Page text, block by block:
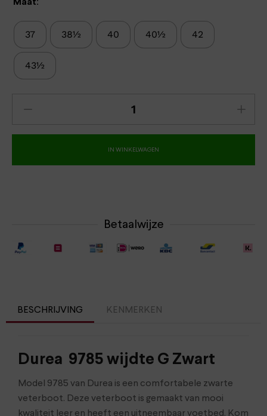
Maat:
37 38½ 40 40½ 42
43½
IN WINKELWAGEN
Betaalwijze
BESCHRIJVING KENMERKEN
Durea 9785 wijdte G Zwart
Model 9785 van Durea is een comfortabele zwarte
veterboot. Deze veterboot is gemaakt van mooi
kwaliteit leer en heeft een uitneembaar voetbed. Kom